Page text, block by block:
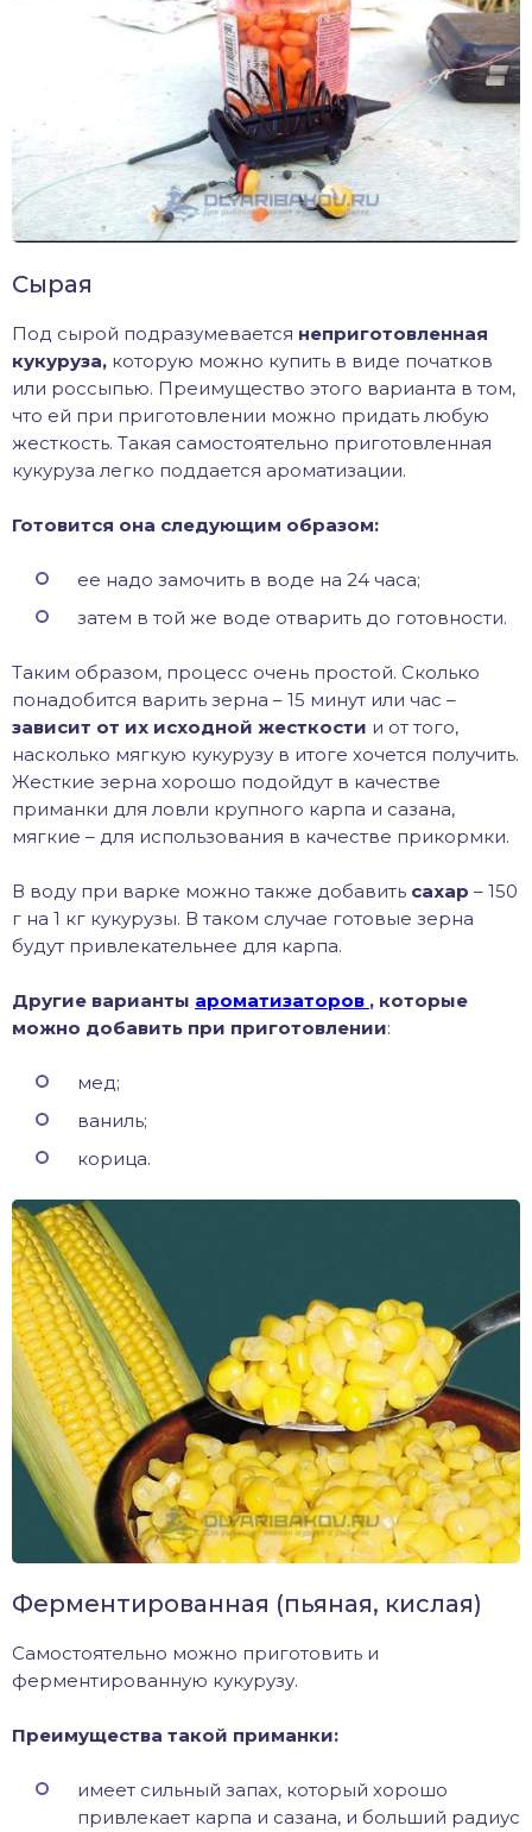
Сырая
Под сырой подразумевается неприготовленная
кукуруза, которую можно купить в виде початков
или россыпью. Преимущество этого варианта в том,
что ей при приготовлении можно придать любую
жесткость. Такая самостоятельно приготовленная
кукуруза легко поддается ароматизации.
Готовится она следующим образом:
ее надо замочить в воде на 24 часа;
затем в той же воде отварить до готовности.
Таким образом, процесс очень простой. Сколько
понадобится варить зерна – 15 минут или час –
зависит от их исходной жесткости и от того,
насколько мягкую кукурузу в итоге хочется получить.
Жесткие зерна хорошо подойдут в качестве
приманки для ловли крупного карпа и сазана,
мягкие – для использования в качестве прикормки.
В воду при варке можно также добавить сахар – 150
г на 1 кг кукурузы. В таком случае готовые зерна
будут привлекательнее для карпа.
Другие варианты ароматизаторов , которые
можно добавить при приготовлении:
мед;
ваниль;
корица.
Ферментированная (пьяная, кислая)
Самостоятельно можно приготовить и
ферментированную кукурузу.
Преимущества такой приманки:
имеет сильный запах, который хорошо
привлекает карпа и сазана, и больший радиус